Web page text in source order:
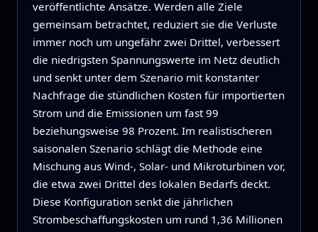
veröffentlichte Ansätze. Werden alle Ziele
gemeinsam betrachtet, reduziert sie die Verluste
immer noch um ungefähr zwei Drittel, verbessert
die niedrigsten Spannungswerte im Netz deutlich
und senkt unter dem Szenario mit konstanter
Nachfrage die stündlichen Kosten für importierten
Strom und die Emissionen um fast 99
beziehungsweise 98 Prozent. Im realistischeren
saisonalen Szenario schlägt die Methode eine
Mischung aus Wind-, Solar- und Mikroturbinen vor,
die etwa zwei Drittel des lokalen Bedarfs deckt.
Diese Konfiguration senkt die jährlichen
Strombeschaffungskosten um rund 1,36 Millionen